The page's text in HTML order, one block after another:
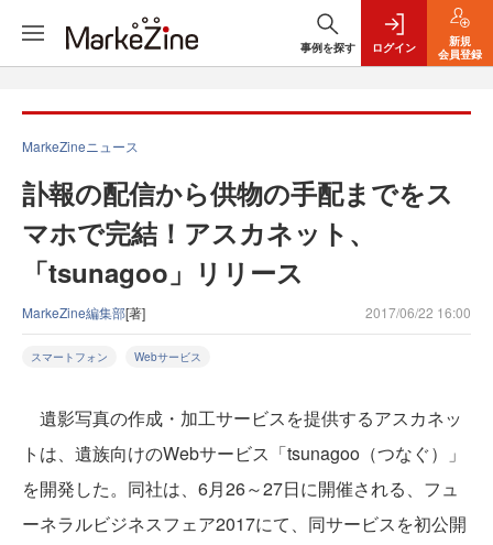
事例を探す ログイン
新規
会員登録
MarkeZineニュース
訃報の配信から供物の手配までをス
マホで完結！アスカネット、
「tsunagoo」リリース
MarkeZine編集部[著] 2017/06/22 16:00
スマートフォン Webサービス
遺影写真の作成・加工サービスを提供するアスカネッ
トは、遺族向けのWebサービス「tsunagoo（つなぐ）」
を開発した。同社は、6月26～27日に開催される、フュ
ーネラルビジネスフェア2017にて、同サービスを初公開